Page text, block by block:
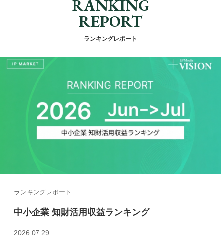
RANKING
REPORT
ランキングレポート
ランキングレポート
中小企業 知財活用収益ランキング
2026.07.29